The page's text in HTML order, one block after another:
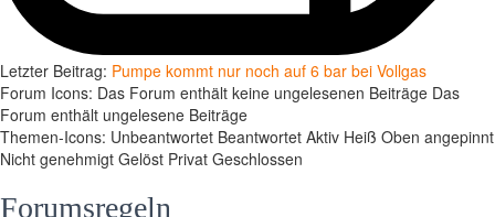
Letzter Beitrag: Pumpe kommt nur noch auf 6 bar bei Vollgas
Forum Icons: Das Forum enthält keine ungelesenen Beiträge Das
Forum enthält ungelesene Beiträge
Themen-Icons: Unbeantwortet Beantwortet Aktiv Heiß Oben angepinnt
Nicht genehmigt Gelöst Privat Geschlossen
Forumsregeln